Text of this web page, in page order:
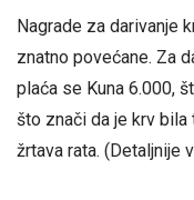
Nagrade za darivanje
znatno povećane. Za
plaća se Kuna 6.000,
što znači da je krv
žrtava rata. (Detaljnije